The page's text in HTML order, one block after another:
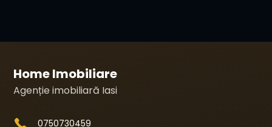
Home Imobiliare
Agenție imobiliară Iasi
0750730459